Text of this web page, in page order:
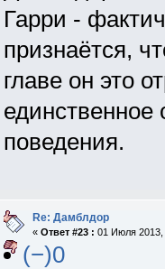
Гарри -
признаётся,
главе он это
единственное
поведения.
Re: Дамблдор
« Ответ #23 : 01 Июля 2013,
(−)0